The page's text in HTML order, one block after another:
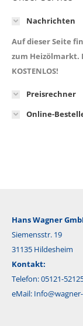
Nachrichten
Auf dieser Seite
zum Heizölmarkt.
KOSTENLOS!
Preisrechner
Online-
Hans Wagner
Siemensstr. 19
31135 Hildesheim
Kontakt:
Telefon: 05121-
eMail: